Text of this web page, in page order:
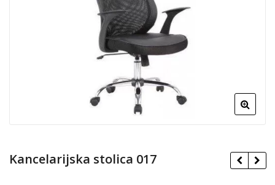
Kancelarijska stolica 017